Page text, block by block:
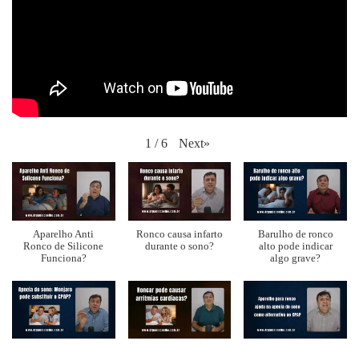
1 / 6 Next»
Aparelho Anti
Ronco de Silicone
Funciona?
Ronco causa infarto
durante o sono?
Barulho de ronco
alto pode indicar
algo grave?